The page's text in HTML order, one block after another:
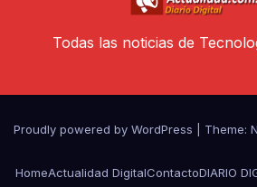
Todas las noticias de
Proudly powered by WordPress Theme:
HomeActualidad DigitalContactoDIARIO